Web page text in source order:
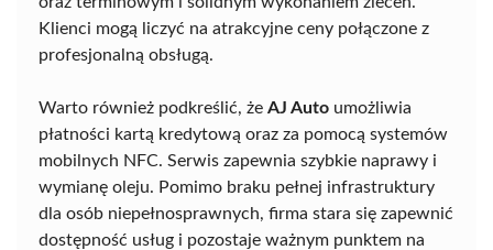
Klienci mogą liczyć na atrakcyjne ceny połączone z
profesjonalną obsługą.
Warto również podkreślić, że AJ Auto umożliwia
płatności kartą kredytową oraz za pomocą systemów
mobilnych NFC. Serwis zapewnia szybkie naprawy i
wymianę oleju. Pomimo braku pełnej infrastruktury
dla osób niepełnosprawnych, firma stara się zapewnić
dostępność usług i pozostaje ważnym punktem na